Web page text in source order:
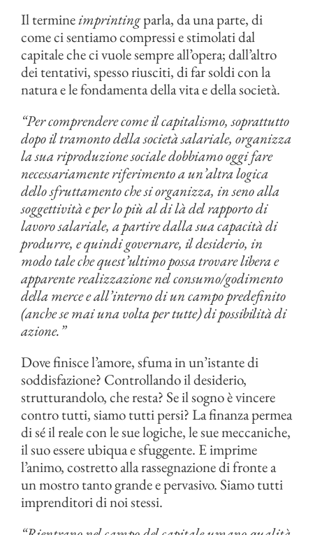
Il termineimprintingparla, da una parte, di
come ci sentiamo compressi e stimolati dal
capitale che ci vuole sempre all’opera; dall’altro
dei tentativi, spesso riusciti, di far soldi con la
natura e le fondamenta della vita e della società.
“Per comprendere come il capitalismo, soprattutto
dopo il tramonto della società salariale, organizza
la sua riproduzione sociale dobbiamo oggi fare
necessariamente riferimento a un’altra logica
dello sfruttamento che si organizza, in seno alla
soggettività e per lo più al di là del rapporto di
lavoro salariale, a partire dalla sua capacità di
produrre, e quindi governare, il desiderio, in
modo tale che quest’ultimo possa trovare libera e
apparente realizzazione nel consumo/godimento
della merce e all’interno di un campo predefinito
(anche se mai una volta per tutte) di possibilità di
azione.”
Dove finisce l’amore, sfuma in un’istante di
soddisfazione? Controllando il desiderio,
strutturandolo, che resta? Se il sogno è vincere
contro tutti, siamo tutti persi? La finanza permea
di sé il reale con le sue logiche, le sue meccaniche,
il suo essere ubiqua e sfuggente. E imprime
l’animo, costretto alla rassegnazione di fronte a
un mostro tanto grande e pervasivo. Siamo tutti
imprenditori di noi stessi.